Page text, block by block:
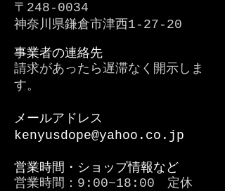
〒248-0034
神奈川 県鎌倉市津西1-27-20
事業者の連絡先
請求があったら遅滞なく開示しま
す。
メールアドレス
kenyusdope@yahoo.co.jp
営業時間・ショップ情報など
営業時間：9:00~18:00 定休